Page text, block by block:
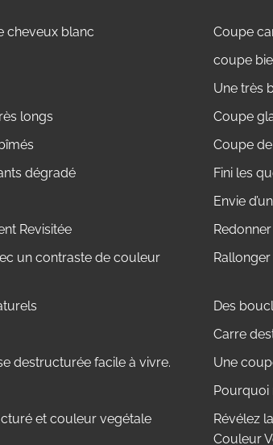
cheveux blanc
Coupe
coupe
Une très
longs
Coupe
Coupe
dégradé
Fini les
Envie
Revisitée
un contraste de couleur
Des
Carre
destructurée facile à vivre.
Une
Pourquoi
et couleur vegétale
Révélez
Couleur